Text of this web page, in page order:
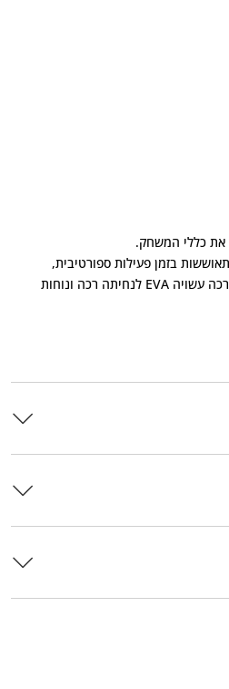
בזמן פעילות ספורטיבית,
לנעליים סוליית ביניים מאווררת ורכה עשויה EVA לנחיתה רכה ונוחות